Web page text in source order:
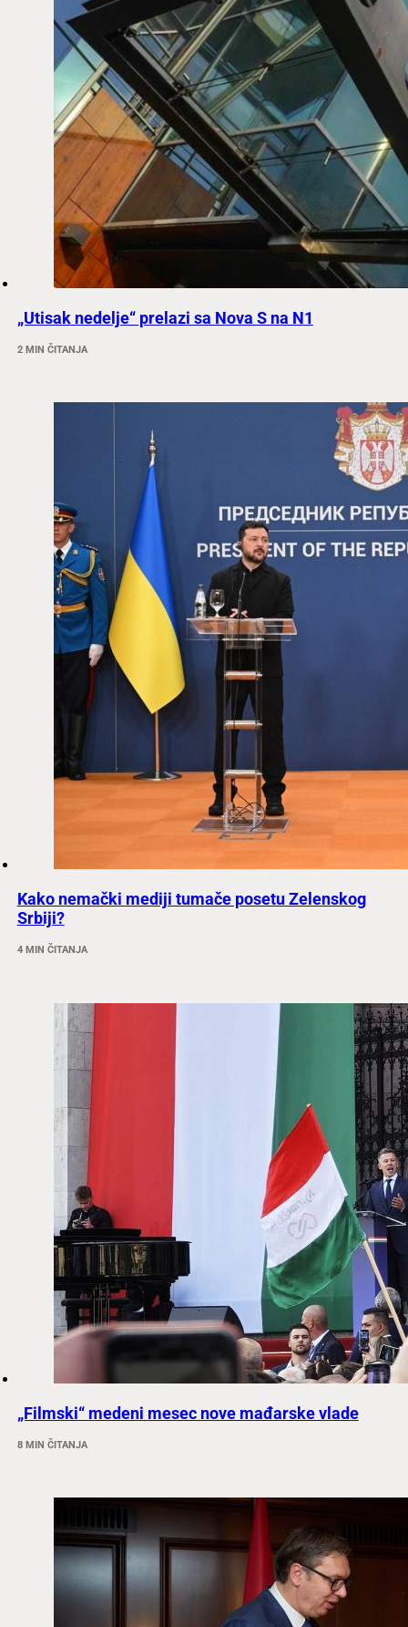
„Utisak nedelje“ prelazi sa Nova S na N1
2 MIN ČITANJA
Kako nemački mediji tumače posetu Zelenskog
Srbiji?
4 MIN ČITANJA
„Filmski“ medeni mesec nove mađarske vlade
8 MIN ČITANJA